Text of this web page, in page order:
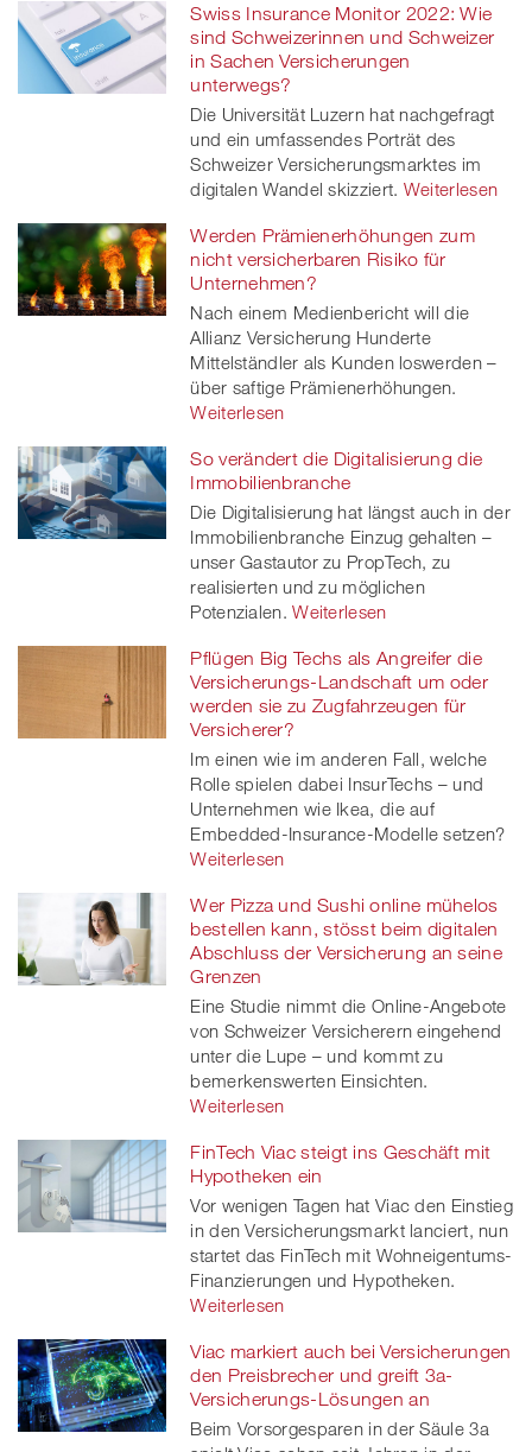
Swiss Insurance Monitor 2022: Wie
sind Schweizerinnen und Schweizer
in Sachen Versicherungen
unterwegs?
Die Universität Luzern hat nachgefragt
und ein umfassendes Porträt des
Schweizer Versicherungsmarktes im
digitalen Wandel skizziert. Weiterlesen
Werden Prämienerhöhungen zum
nicht versicherbaren Risiko für
Unternehmen?
Nach einem Medienbericht will die
Allianz Versicherung Hunderte
Mittelständler als Kunden loswerden –
über saftige Prämienerhöhungen.
Weiterlesen
So verändert die Digitalisierung die
Immobilienbranche
Die Digitalisierung hat längst auch in der
Immobilienbranche Einzug gehalten –
unser Gastautor zu PropTech, zu
realisierten und zu möglichen
Potenzialen.Weiterlesen
Pflügen Big Techs als Angreifer die
Versicherungs-Landschaft um oder
werden sie zu Zugfahrzeugen für
Versicherer?
Im einen wie im anderen Fall, welche
Rolle spielen dabei InsurTechs – und
Unternehmen wie Ikea, die auf
Embedded-Insurance-Modelle setzen?
Weiterlesen
Wer Pizza und Sushi online mühelos
bestellen kann, stösst beim digitalen
Abschluss der Versicherung an seine
Grenzen
Eine Studie nimmt die Online-Angebote
von Schweizer Versicherern eingehend
unter die Lupe – und kommt zu
bemerkenswerten Einsichten.
Weiterlesen
FinTech Viac steigt ins Geschäft mit
Hypotheken ein
Vor wenigen Tagen hat Viac den Einstieg
in den Versicherungsmarkt lanciert, nun
startet das FinTech mit Wohneigentums-
Finanzierungen und Hypotheken.
Weiterlesen
Viac markiert auch bei Versicherungen
den Preisbrecher und greift 3a-
Versicherungs-Lösungen an
Beim Vorsorgesparen in der Säule 3a